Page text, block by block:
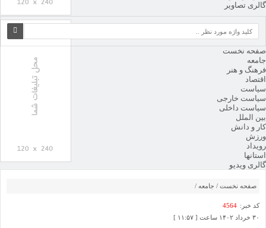
گالری تصاویر
صفحه نخست
جامعه
فرهنگ و هنر
اقتصاد
سیاست
سیاست خارجی
سیاست داخلی
بین الملل
کار و دانش
ورزش
رویداد
استانها
گالری ویدیو
فهرست
صفحه نخست / جامعه /
کد خبر: 4564
۳۰ خرداد ۱۴۰۲ ساعت [ ۱۱:۵۷ ]